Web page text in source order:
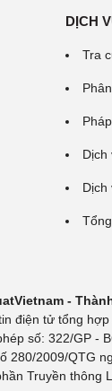
DỊCH
Tra
Dịch
Dịch
-
điện tử tổng
số: 322/GP -
280/2009/QTG
Truyền thông